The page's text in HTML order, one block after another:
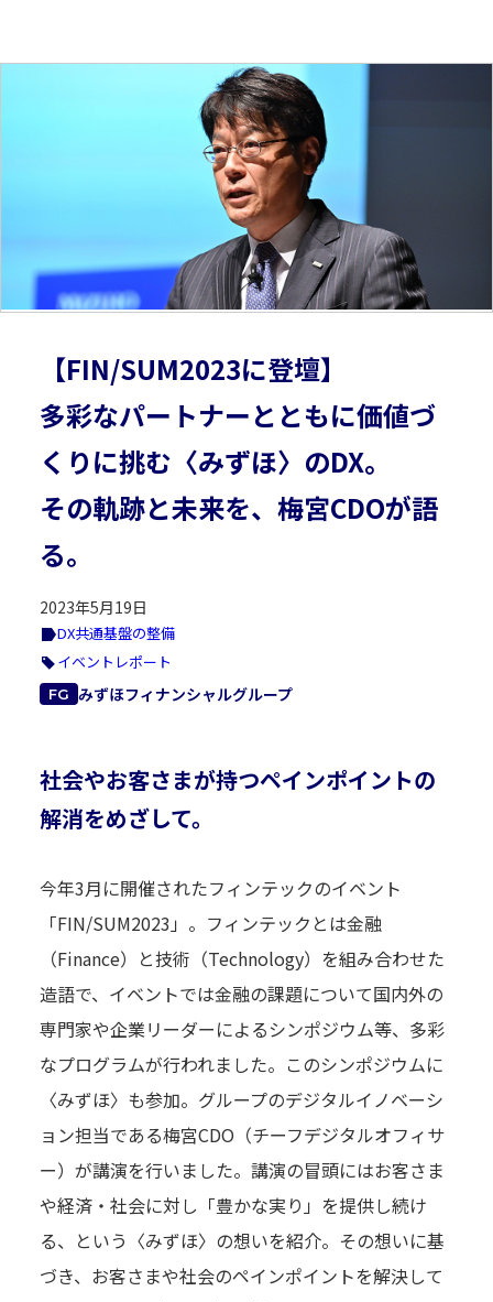
【FIN/SUM2023に登壇】
多彩なパートナーとともに価値づ
くりに挑む〈みずほ〉のDX。
その軌跡と未来を、梅宮CDOが語
る。
2023年5月19日
DX共通基盤の整備
イベントレポート
FG みずほフィナンシャルグループ
社会やお客さまが持つペインポイントの
解消をめざして。
今年3月に開催されたフィンテックのイベント
「FIN/SUM2023」。フィンテックとは金融
（Finance）と技術（Technology）を組み合わせた
造語で、イベントでは金融の課題について国内外の
専門家や企業リーダーによるシンポジウム等、多彩
なプログラムが行われました。このシンポジウムに
〈みずほ〉も参加。グループのデジタルイノベーシ
ョン担当である梅宮CDO（チーフデジタルオフィサ
ー）が講演を行いました。講演の冒頭にはお客さま
や経済・社会に対し「豊かな実り」を提供し続け
る、という〈みずほ〉の想いを紹介。その想いに基
づき、お客さまや社会のペインポイントを解決して